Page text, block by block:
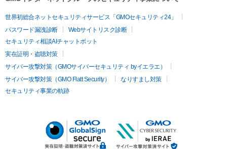
世界初総合ネットセキュリティサービス「GMOセキュリティ24」
パスワード漏洩診断
Webサイトリスク診断
セキュリティ相談AIチャットボット
実在証明・盗聴対策
サイバー攻撃対策（GMOサイバーセキュリティ byイエラエ）
サイバー攻撃対策（GMO Flatt Security）
なりすまし対策
セキュリティ事業の軌跡